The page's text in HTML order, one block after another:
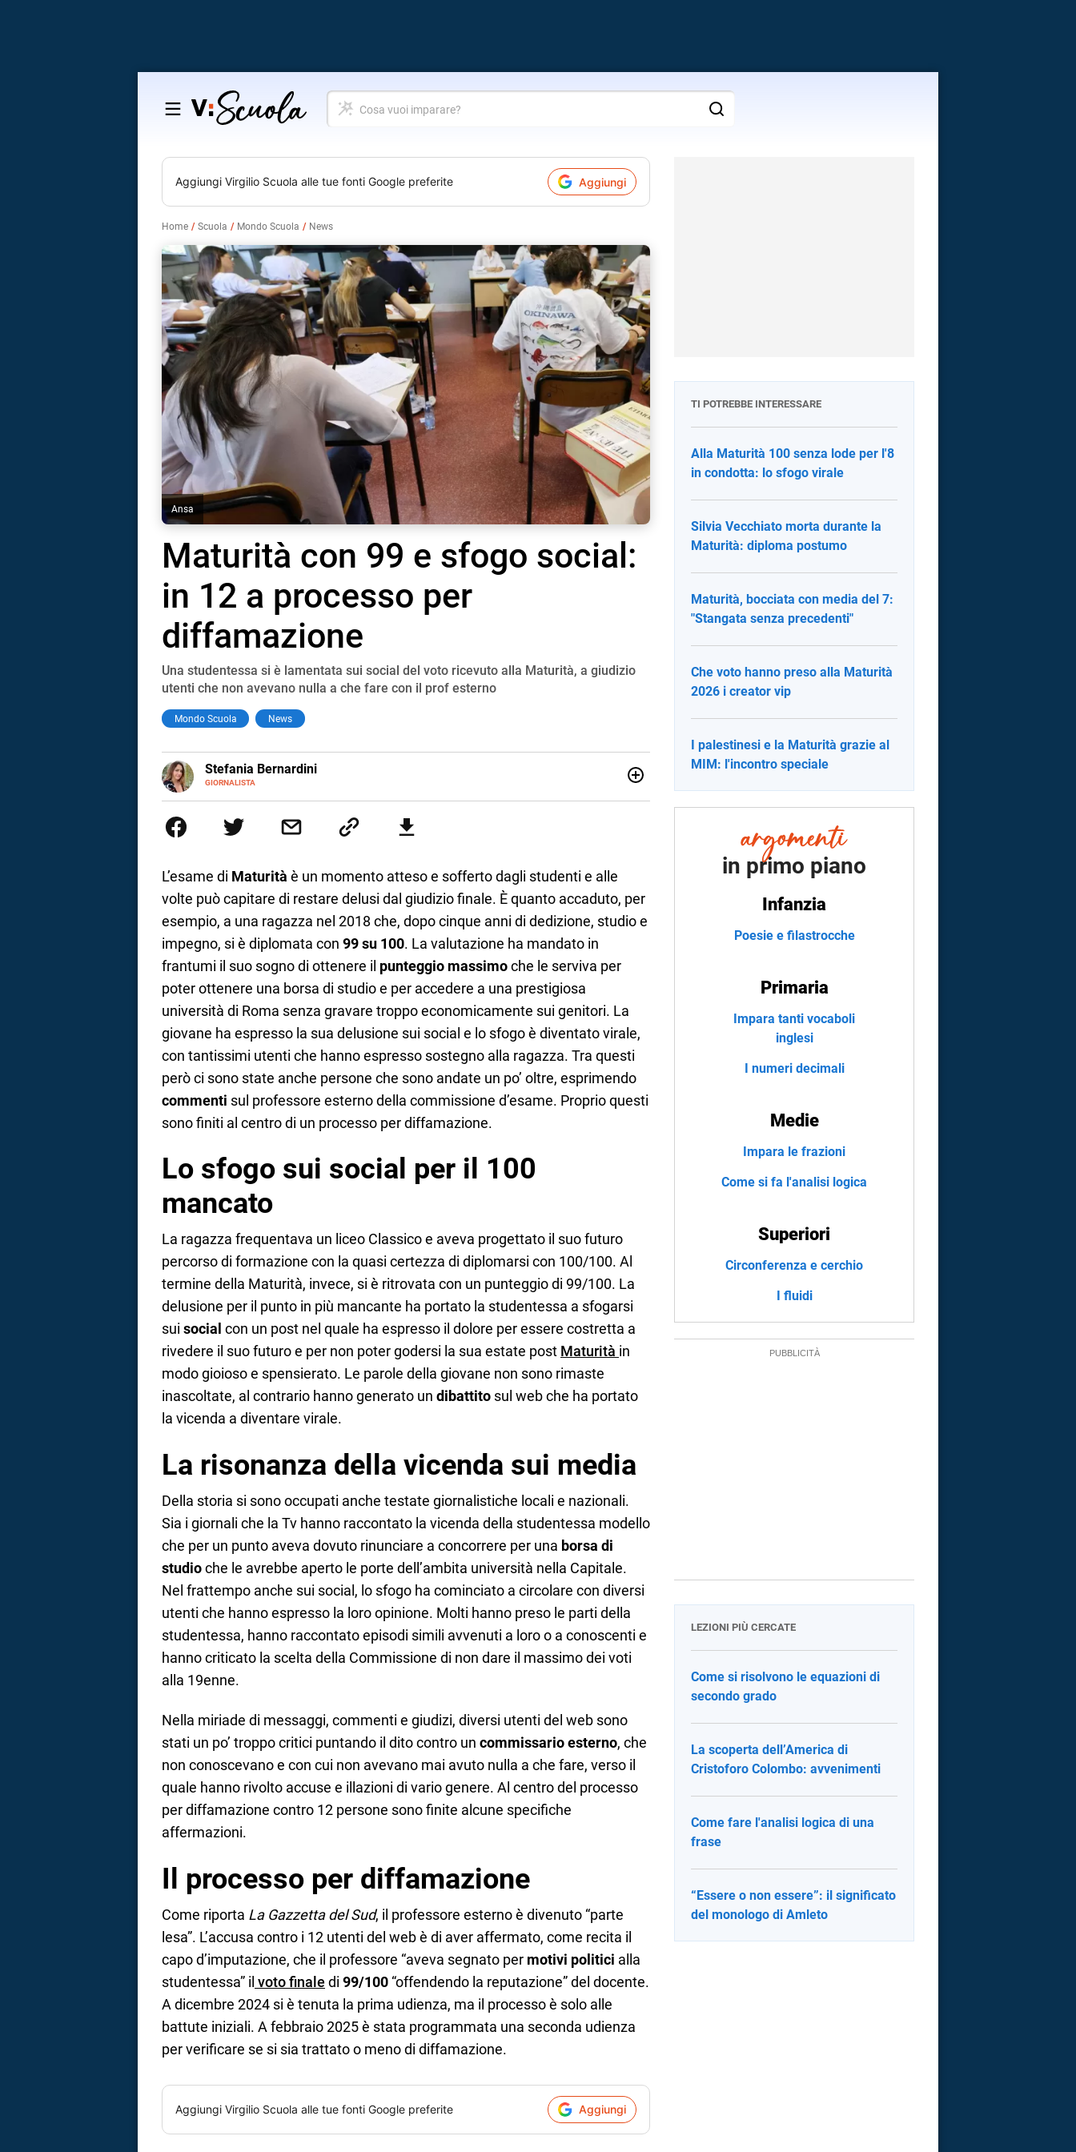
Salta
contenuto
Cosa
vuoi
Aggiungi Virgilio Scuola alle tue fonti Google preferite Aggiungi
Home Scuola Mondo Scuola News
Ansa
Maturità con 99 e sfogo social:
in 12 a processo per
diffamazione
Una studentessa si è lamentata sui social del voto ricevuto alla Maturità, a giudizio
utenti che non avevano nulla a che fare con il prof esterno
Mondo Scuola News
Stefania Bernardini
GIORNALISTA
E-
MAIL
esperienze nella redazione di testate giornalistiche online e Tv e lavora anche nell’ambito
social
L’esame di Maturità è un momento atteso e sofferto dagli studenti e alle
volte può capitare di restare delusi dal giudizio finale. È quanto accaduto, per
esempio, a una ragazza nel 2018 che, dopo cinque anni di dedizione, studio e
impegno, si è diplomata con 99 su 100. La valutazione ha mandato in
frantumi il suo sogno di ottenere il punteggio massimoche le serviva per
poter ottenere una borsa di studio e per accedere a una prestigiosa
università di Roma senza gravare troppo economicamente sui genitori. La
giovane ha espresso la sua delusione sui social e lo sfogo è diventato virale,
con tantissimi utenti che hanno espresso sostegno alla ragazza. Tra questi
però ci sono state anche persone che sono andate un po’ oltre, esprimendo
commenti sul professore esterno della commissione d’esame. Proprio questi
sono finiti al centro di un processo per diffamazione.
Lo sfogo sui social per il 100
mancato
La ragazza frequentava un liceo Classico e aveva progettato il suo futuro
percorso di formazione con la quasi certezza di diplomarsi con 100/100. Al
termine della Maturità, invece, si è ritrovata con un punteggio di 99/100. La
delusione per il punto in più mancante ha portato la studentessa a sfogarsi
sui social con un post nel quale ha espresso il dolore per essere costretta a
rivedere il suo futuro e per non poter godersi la sua estate post Maturità in
modo gioioso e spensierato. Le parole della giovane non sono rimaste
inascoltate, al contrario hanno generato un dibattito sul web che ha portato
la vicenda a diventare virale.
La risonanza della vicenda sui media
Della storia si sono occupati anche testate giornalistiche locali e nazionali.
Sia i giornali che la Tv hanno raccontato la vicenda della studentessa modello
che per un punto aveva dovuto rinunciare a concorrere per una borsa di
studioche le avrebbe aperto le porte dell’ambita università nella Capitale.
Nel frattempo anche sui social, lo sfogo ha cominciato a circolare con diversi
utenti che hanno espresso la loro opinione. Molti hanno preso le parti della
studentessa, hanno raccontato episodi simili avvenuti a loro o a conoscenti e
hanno criticato la scelta della Commissione di non dare il massimo dei voti
alla 19enne.
Nella miriade di messaggi, commenti e giudizi, diversi utenti del web sono
stati un po’ troppo critici puntando il dito contro un commissario esterno, che
non conoscevano e con cui non avevano mai avuto nulla a che fare, verso il
quale hanno rivolto accuse e illazioni di vario genere. Al centro del processo
per diffamazione contro 12 persone sono finite alcune specifiche
affermazioni.
Il processo per diffamazione
Come riporta La Gazzetta del Sud, il professore esterno è divenuto “parte
lesa”. L’accusa contro i 12 utenti del web è di aver affermato, come recita il
capo d’imputazione, che il professore “aveva segnato per motivi politici alla
studentessa” il voto finale di 99/100 “offendendo la reputazione” del docente.
A dicembre 2024 si è tenuta la prima udienza, ma il processo è solo alle
battute iniziali. A febbraio 2025 è stata programmata una seconda udienza
per verificare se si sia trattato o meno di diffamazione.
Aggiungi Virgilio Scuola alle tue fonti Google preferite Aggiungi
TI POTREBBE INTERESSARE
Alla Maturità 100 senza lode per l'8
in condotta: lo sfogo virale
Silvia Vecchiato morta durante la
Maturità: diploma postumo
Maturità, bocciata con media del 7:
"Stangata senza precedenti"
Che voto hanno preso alla Maturità
2026 i creator vip
I palestinesi e la Maturità grazie al
MIM: l'incontro speciale
in primo piano
Infanzia
Poesie e filastrocche
Primaria
Impara tanti vocaboli
inglesi
I numeri decimali
Medie
Impara le frazioni
Come si fa l'analisi logica
Superiori
Circonferenza e cerchio
I fluidi
LEZIONI PIÙ CERCATE
Come si risolvono le equazioni di
secondo grado
La scoperta dell’America di
Cristoforo Colombo: avvenimenti
Come fare l'analisi logica di una
frase
“Essere o non essere”: il significato
del monologo di Amleto